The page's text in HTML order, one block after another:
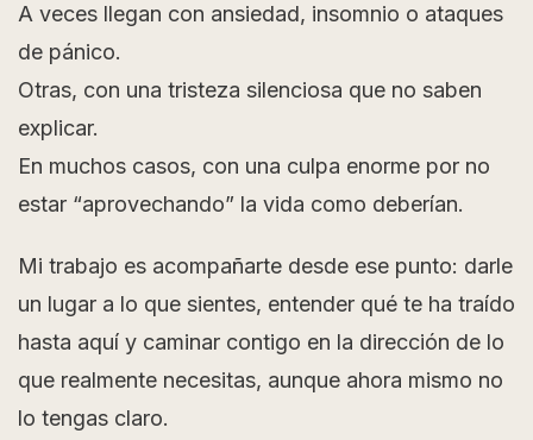
A veces llegan con ansiedad, insomnio o ataques
de pánico.
Otras, con una tristeza silenciosa que no saben
explicar.
En muchos casos, con una culpa enorme por no
estar “aprovechando” la vida como deberían.
Mi trabajo es acompañarte desde ese punto: darle
un lugar a lo que sientes, entender qué te ha traído
hasta aquí y caminar contigo en la dirección de lo
que realmente necesitas, aunque ahora mismo no
lo tengas claro.